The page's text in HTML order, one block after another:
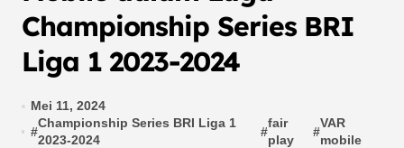
Championship Series BRI
Liga 1 2023-2024
Mei 11, 2024
#
Championship Series BRI Liga 1
2023-2024
#
fair
play
#
VAR
mobile